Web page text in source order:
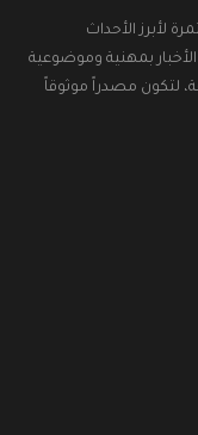
لأبرز الأحداث
بمهنية وموضوعية
لتكون مصدراً موثوقاً